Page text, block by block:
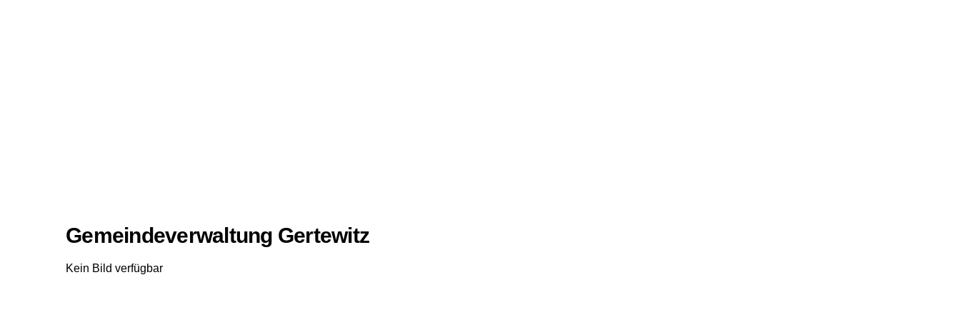
Gemeindeverwaltung Gertewitz
Kein Bild verfügbar